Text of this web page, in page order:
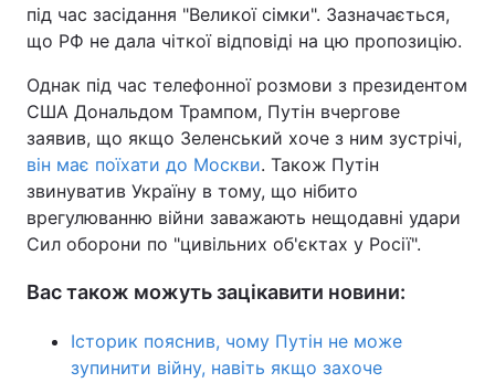
під час засідання "Великої сімки". Зазначається,
що РФ не дала чіткої відповіді на цю пропозицію.
Однак під час телефонної розмови з президентом
США Дональдом Трампом, Путін вчергове
заявив, що якщо Зеленський хоче з ним зустрічі,
він має поїхати до Москви. Також Путін
звинуватив Україну в тому, що нібито
врегулюванню війни заважають нещодавні удари
Сил оборони по "цивільних об'єктах у Росії".
Вас також можуть зацікавити новини:
Історик пояснив, чому Путін не може
зупинити війну, навіть якщо захоче